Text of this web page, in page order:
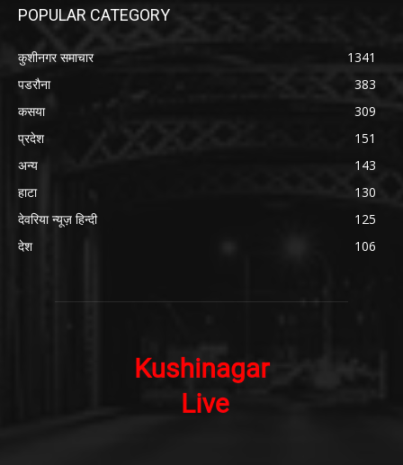
POPULAR CATEGORY
कुशीनगर समाचार
1341
पडरौना
383
कसया
309
प्रदेश
151
अन्य
143
हाटा
130
देवरिया न्यूज़ हिन्दी
125
देश
106